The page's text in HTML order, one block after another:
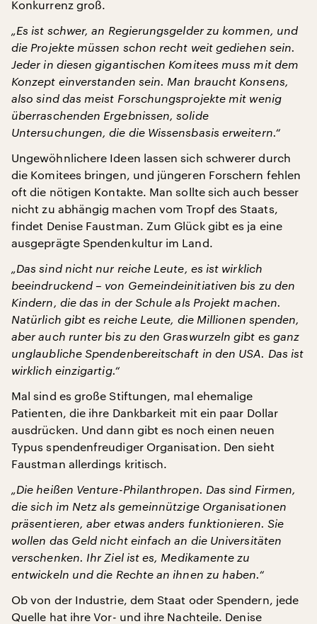
Konkurrenz groß.
„Es ist schwer, an Regierungsgelder zu kommen, und
die Projekte müssen schon recht weit gediehen sein.
Jeder in diesen gigantischen Komitees muss mit dem
Konzept einverstanden sein. Man braucht Konsens,
also sind das meist Forschungsprojekte mit wenig
überraschenden Ergebnissen, solide
Untersuchungen, die die Wissensbasis erweitern.“
Ungewöhnlichere Ideen lassen sich schwerer durch
die Komitees bringen, und jüngeren Forschern fehlen
oft die nötigen Kontakte. Man sollte sich auch besser
nicht zu abhängig machen vom Tropf des Staats,
findet Denise Faustman. Zum Glück gibt es ja eine
ausgeprägte Spendenkultur im Land.
„Das sind nicht nur reiche Leute, es ist wirklich
beeindruckend – von Gemeindeinitiativen bis zu den
Kindern, die das in der Schule als Projekt machen.
Natürlich gibt es reiche Leute, die Millionen spenden,
aber auch runter bis zu den Graswurzeln gibt es ganz
unglaubliche Spendenbereitschaft in den USA. Das ist
wirklich einzigartig.“
Mal sind es große Stiftungen, mal ehemalige
Patienten, die ihre Dankbarkeit mit ein paar Dollar
ausdrücken. Und dann gibt es noch einen neuen
Typus spendenfreudiger Organisation. Den sieht
Faustman allerdings kritisch.
„Die heißen Venture-Philanthropen. Das sind Firmen,
die sich im Netz als gemeinnützige Organisationen
präsentieren, aber etwas anders funktionieren. Sie
wollen das Geld nicht einfach an die Universitäten
verschenken. Ihr Ziel ist es, Medikamente zu
entwickeln und die Rechte an ihnen zu haben.“
Ob von der Industrie, dem Staat oder Spendern, jede
Quelle hat ihre Vor- und ihre Nachteile. Denise